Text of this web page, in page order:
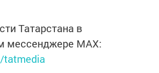
Татарстана в
мессенджере MАХ:
tatmedia